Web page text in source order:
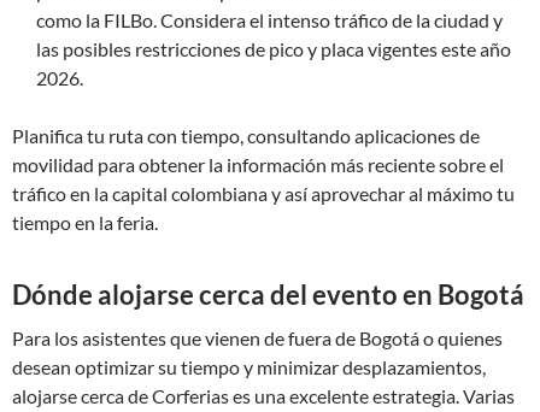
como la FILBo. Considera el intenso tráfico de la ciudad y
las posibles restricciones de pico y placa vigentes este año
2026.
Planifica tu ruta con tiempo, consultando aplicaciones de
movilidad para obtener la información más reciente sobre el
tráfico en la capital colombiana y así aprovechar al máximo tu
tiempo en la feria.
Dónde alojarse cerca del evento en Bogotá
Para los asistentes que vienen de fuera de Bogotá o quienes
desean optimizar su tiempo y minimizar desplazamientos,
alojarse cerca de Corferias es una excelente estrategia. Varias